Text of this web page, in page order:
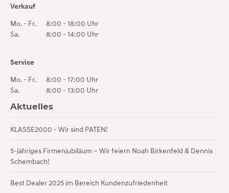
Verkauf
Mo. - Fr.
8:00 - 18:00 Uhr
Sa.
8:00 - 14:00 Uhr
Service
Mo. - Fr.
8:00 - 17:00 Uhr
Sa.
8:00 - 13:00 Uhr
Aktuelles
KLASSE2000 - Wir sind PATEN!
5-jähriges Firmenjubiläum – Wir feiern Noah Birkenfeld & Dennis
Schembach!
Best Dealer 2025 im Bereich Kundenzufriedenheit